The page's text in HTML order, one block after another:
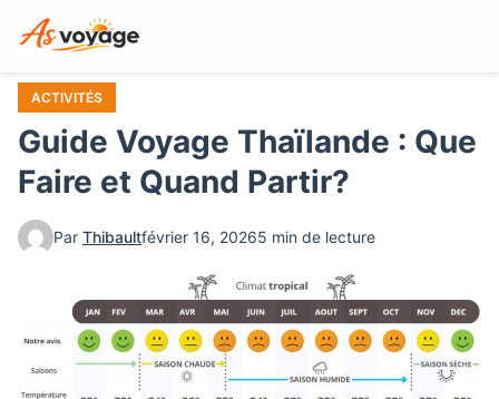
principal
ACTIVITÉS
Guide Voyage Thaïlande : Que
Faire et Quand Partir?
Par Thibaultfévrier 16, 20265 min de lecture